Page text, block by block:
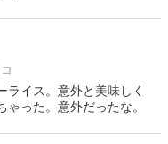
イス。意外と美味しく
った。意外だったな。